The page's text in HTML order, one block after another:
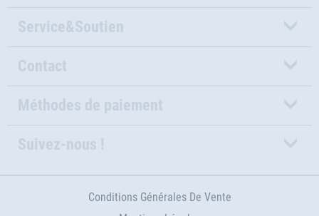
Service&Soutien
Contact
Méthodes de paiement
Suivez-nous !
Conditions Générales De Vente